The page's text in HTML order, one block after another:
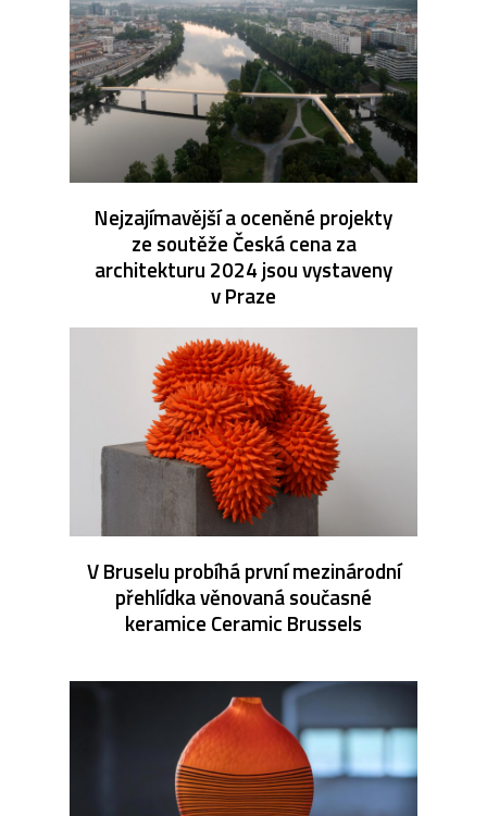
Nejzajímavější a oceněné projekty
ze soutěže Česká cena za
architekturu 2024 jsou vystaveny
v Praze
V Bruselu probíhá první mezinárodní
přehlídka věnovaná současné
keramice Ceramic Brussels